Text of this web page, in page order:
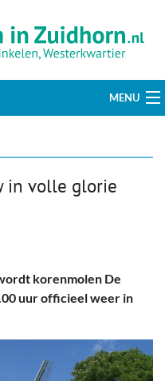
MENU
in volle glorie
korenmolen De
uur officieel weer in